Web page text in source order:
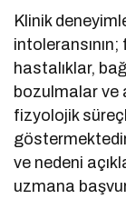
Klinik
hastalıklar,
bozulmalar ve
fizyolojik
ve nedeni
uzmana